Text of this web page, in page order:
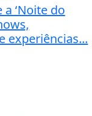
‘Noite do
experiências...